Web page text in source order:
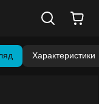
Характеристики
покупки.
в розділі